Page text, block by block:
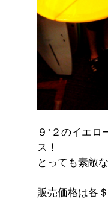
９’２のイエ
ス！
とっても素敵
販売価格は各